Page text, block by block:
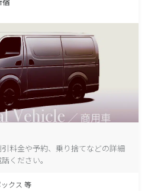
料金や予約、乗り捨てなどの詳細
ください。
クス 等